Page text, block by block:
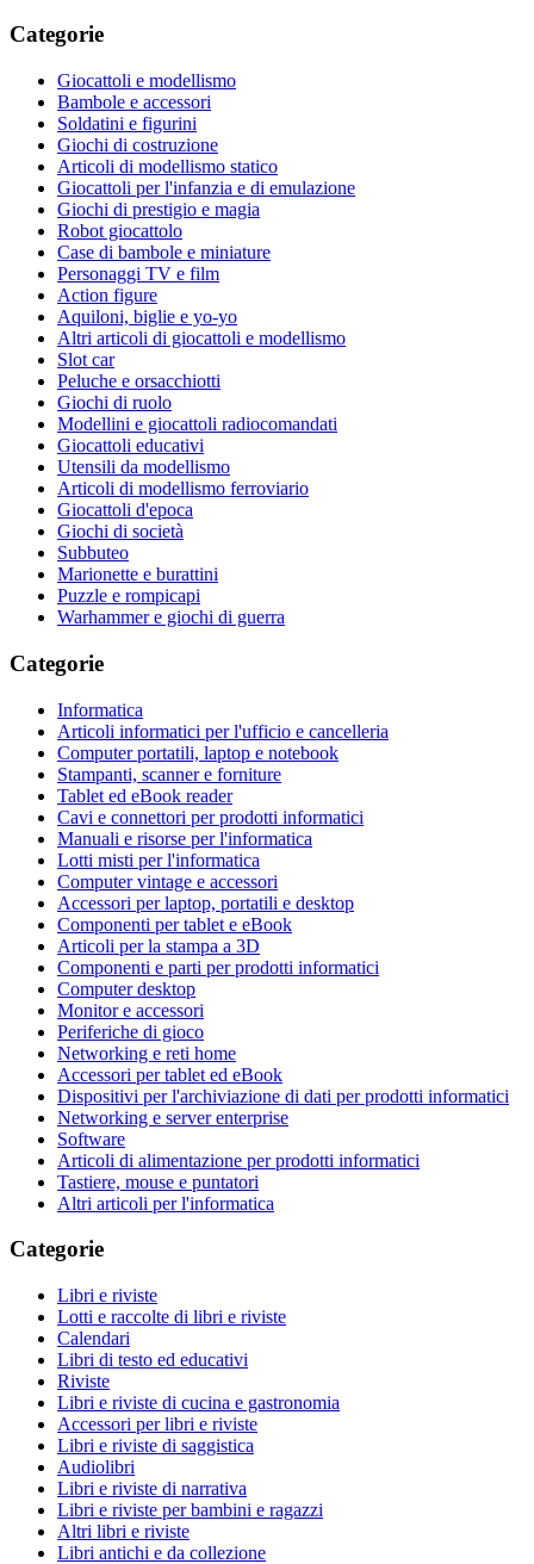
Categorie
Giocattoli e modellismo
Bambole e accessori
Soldatini e figurini
Giochi di costruzione
Articoli di modellismo statico
Giocattoli per l'infanzia e di emulazione
Giochi di prestigio e magia
Robot giocattolo
Case di bambole e miniature
Personaggi TV e film
Action figure
Aquiloni, biglie e yo-yo
Altri articoli di giocattoli e modellismo
Slot car
Peluche e orsacchiotti
Giochi di ruolo
Modellini e giocattoli radiocomandati
Giocattoli educativi
Utensili da modellismo
Articoli di modellismo ferroviario
Giocattoli d'epoca
Giochi di società
Subbuteo
Marionette e burattini
Puzzle e rompicapi
Warhammer e giochi di guerra
Categorie
Informatica
Articoli informatici per l'ufficio e cancelleria
Computer portatili, laptop e notebook
Stampanti, scanner e forniture
Tablet ed eBook reader
Cavi e connettori per prodotti informatici
Manuali e risorse per l'informatica
Lotti misti per l'informatica
Computer vintage e accessori
Accessori per laptop, portatili e desktop
Componenti per tablet e eBook
Articoli per la stampa a 3D
Componenti e parti per prodotti informatici
Computer desktop
Monitor e accessori
Periferiche di gioco
Networking e reti home
Accessori per tablet ed eBook
Dispositivi per l'archiviazione di dati per prodotti informatici
Networking e server enterprise
Software
Articoli di alimentazione per prodotti informatici
Tastiere, mouse e puntatori
Altri articoli per l'informatica
Categorie
Libri e riviste
Lotti e raccolte di libri e riviste
Calendari
Libri di testo ed educativi
Riviste
Libri e riviste di cucina e gastronomia
Accessori per libri e riviste
Libri e riviste di saggistica
Audiolibri
Libri e riviste di narrativa
Libri e riviste per bambini e ragazzi
Altri libri e riviste
Libri antichi e da collezione